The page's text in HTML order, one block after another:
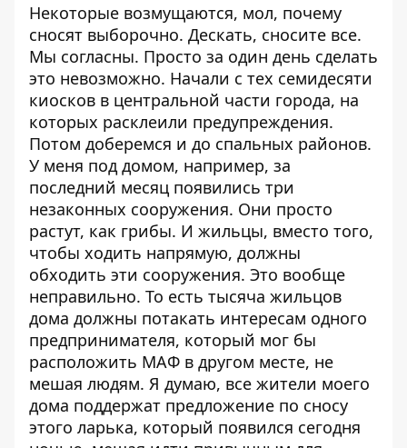
Некоторые возмущаются, мол, почему
сносят выборочно. Дескать, сносите все.
Мы согласны. Просто за один день сделать
это невозможно. Начали с тех семидесяти
киосков в центральной части города, на
которых расклеили предупреждения.
Потом доберемся и до спальных районов.
У меня под домом, например, за
последний месяц появились три
незаконных сооружения. Они просто
растут, как грибы. И жильцы, вместо того,
чтобы ходить напрямую, должны
обходить эти сооружения. Это вообще
неправильно. То есть тысяча жильцов
дома должны потакать интересам одного
предпринимателя, который мог бы
расположить МАФ в другом месте, не
мешая людям. Я думаю, все жители моего
дома поддержат предложение по сносу
этого ларька, который появился сегодня